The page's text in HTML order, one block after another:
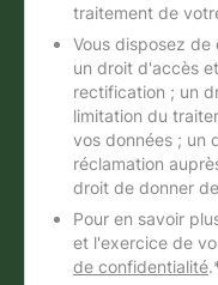
traitement de
Vous disposez de
un droit d'accès
rectification ; un
limitation du
vos données ; un
réclamation
droit de donner
Pour en savoir
et l'exercice de
de confidentialité